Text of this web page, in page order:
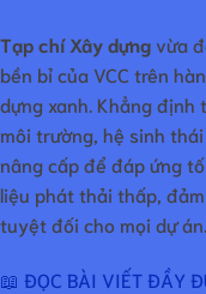
Tạp chí Xây dựngvừa
bền bỉ của VCC trên
dựng xanh. Khẳng
môi trường, hệ sinh thái
nâng cấp để đáp ứng
liệu phát thải thấp,
tuyệt đối cho mọi dự án.
📖 ĐỌC BÀI VIẾT ĐẦY